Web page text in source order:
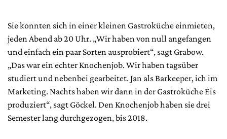
Sie konnten sich in einer kleinen Gastroküche einmieten,
jeden Abend ab 20 Uhr. „Wir haben von null angefangen
und einfach ein paar Sorten ausprobiert“, sagt Grabow.
„Das war ein echter Knochenjob. Wir haben tagsüber
studiert und nebenbei gearbeitet. Jan als Barkeeper, ich im
Marketing. Nachts haben wir dann in der Gastroküche Eis
produziert“, sagt Göckel. Den Knochenjob haben sie drei
Semester lang durchgezogen, bis 2018.